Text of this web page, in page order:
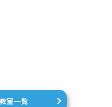
室一覧